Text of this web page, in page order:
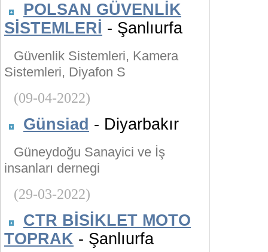
POLSAN GÜVENLİK
SİSTEMLERİ - Şanlıurfa
Güvenlik Sistemleri, Kamera
Sistemleri, Diyafon S
(09-04-2022)
Günsiad - Diyarbakır
Güneydoğu Sanayici ve İş
insanları dernegi
(29-03-2022)
CTR BİSİKLET MOTO
TOPRAK - Şanlıurfa